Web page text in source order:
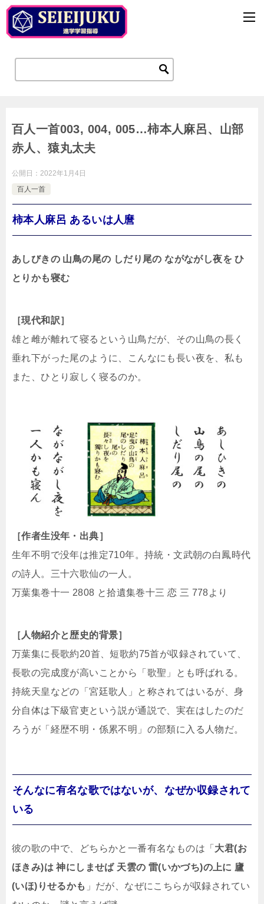
百人一首003, 004, 005…柿本人麻呂、山部
赤人、猿丸太夫
公開日： 2022年1月4日
百人一首
柿本人麻呂 あるいは人麿
あしびきの 山鳥の尾の しだり尾の ながながし夜を ひ
とりかも寝む
［現代和訳］
雄と雌が離れて寝るという山鳥だが、その山鳥の長く
垂れ下がった尾のように、こんなにも長い夜を、私も
また、ひとり寂しく寝るのか。
［作者生没年・出典］
生年不明で没年は推定710年。持統・文武朝の白鳳時代
の詩人。三十六歌仙の一人。
万葉集巻十一 2808 と拾遺集巻十三 恋 三 778より
［人物紹介と歴史的背景］
万葉集に長歌約20首、短歌約75首が収録されていて、
長歌の完成度が高いことから「歌聖」とも呼ばれる。
持統天皇などの「宮廷歌人」と称されてはいるが、身
分自体は下級官吏という説が通説で、実在はしたのだ
ろうが「経歴不明・係累不明」の部類に入る人物だ。
そんなに有名な歌ではないが、なぜか収録されて
いる
彼の歌の中で、どちらかと一番有名なものは「 大君(お
ほきみ)は 神にしませば 天雲の 雷(いかづち)の上に 廬
(いほ)りせるかも 」だが、なぜにこちらが収録されてい